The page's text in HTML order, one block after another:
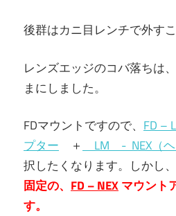
後群はカニ目レンチで外す
レンズエッジのコバ落ちは
まにしました。
FDマウントですので、 FD –
プター ＋ LM - NEX（ヘ
択したくなります。しかし
固定の、 FD – NEXマウント
す。